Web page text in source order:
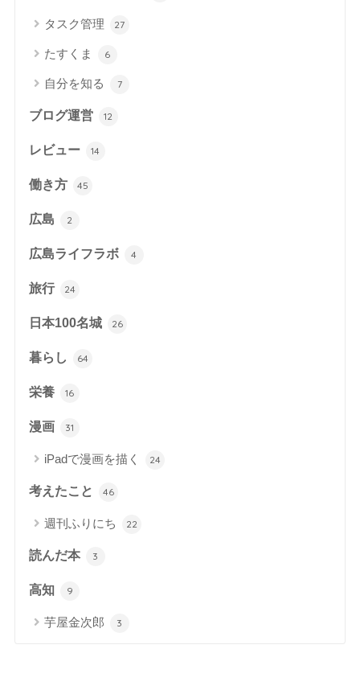
タスク管理 27
たすくま 6
自分を知る 7
ブログ運営 12
レビュー 14
働き方 45
広島 2
広島ライフラボ 4
旅行 24
日本100名城 26
暮らし 64
栄養 16
漫画 31
iPadで漫画を描く 24
考えたこと 46
週刊ふりにち 22
読んだ本 3
高知 9
芋屋金次郎 3